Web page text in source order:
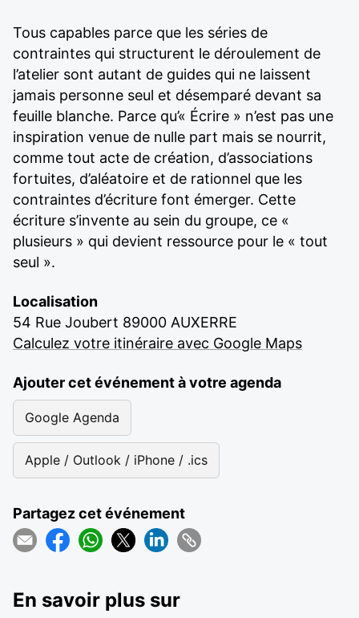
Tous capables parce que les séries de
contraintes qui structurent le déroulement de
l’atelier sont autant de guides qui ne laissent
jamais personne seul et désemparé devant sa
feuille blanche. Parce qu’« Écrire » n’est pas une
inspiration venue de nulle part mais se nourrit,
comme tout acte de création, d’associations
fortuites, d’aléatoire et de rationnel que les
contraintes d’écriture font émerger. Cette
écriture s’invente au sein du groupe, ce «
plusieurs » qui devient ressource pour le « tout
seul ».
Localisation
54 Rue Joubert 89000 AUXERRE
Calculez votre itinéraire avec Google Maps
Ajouter cet événement à votre agenda
Google Agenda
Apple / Outlook / iPhone / .ics
Partagez cet événement
En savoir plus sur